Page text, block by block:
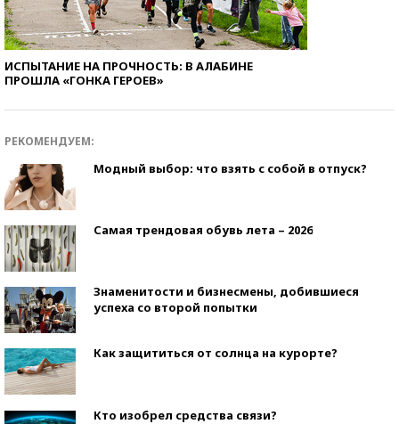
ИСПЫТАНИЕ НА ПРОЧНОСТЬ: В АЛАБИНЕ
ПРОШЛА «ГОНКА ГЕРОЕВ»
РЕКОМЕНДУЕМ:
Модный выбор: что взять с собой в отпуск?
Самая трендовая обувь лета – 2026
Знаменитости и бизнесмены, добившиеся
успеха со второй попытки
Как защититься от солнца на курорте?
Кто изобрел средства связи?